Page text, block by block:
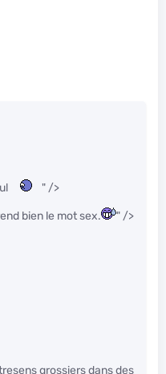
" />
bien le mot sex. " />
grossiers dans des